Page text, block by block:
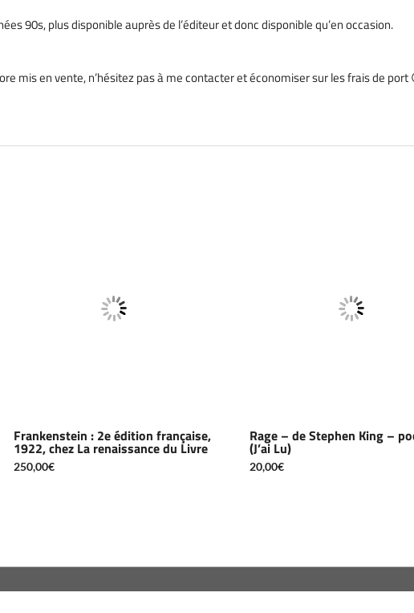
90s, plus disponible auprès de l’éditeur et donc disponible qu’en occasion.
mis en vente, n’hésitez pas à me contacter et économiser sur les frais de port
Frankenstein : 2e édition française,
1922, chez La renaissance du Livre
250,00€
Rage – de Stephen King –
(J’ai Lu)
20,00€